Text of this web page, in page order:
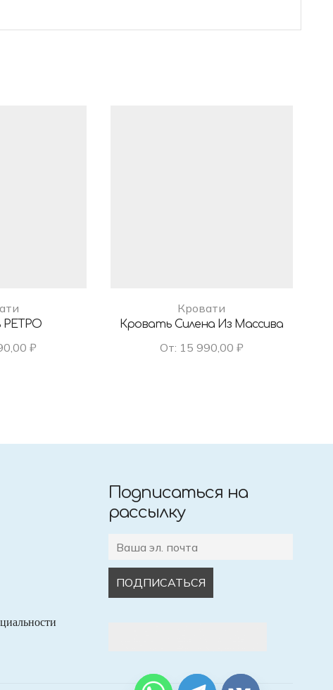
РЕТРО
₽
Кровати
Кровать Силена Из Массива
От: 15 990,00 ₽
Подписаться на
рассылку